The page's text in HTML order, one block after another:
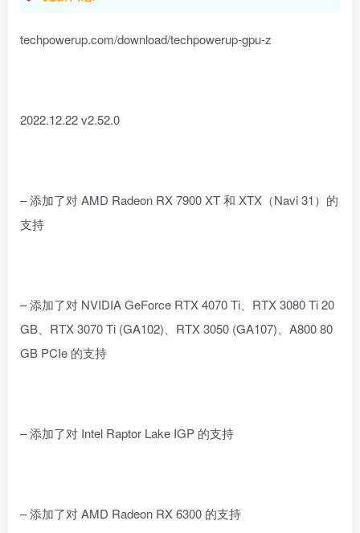
techpowerup.com/download/techpowerup-gpu-z
2022.12.22 v2.52.0
– 添加了对 AMD Radeon RX 7900 XT 和 XTX（Navi 31）的
支持
– 添加了对 NVIDIA GeForce RTX 4070 Ti、RTX 3080 Ti 20
GB、RTX 3070 Ti (GA102)、RTX 3050 (GA107)、A800 80
GB PCIe 的支持
– 添加了对 Intel Raptor Lake IGP 的支持
– 添加了对 AMD Radeon RX 6300 的支持